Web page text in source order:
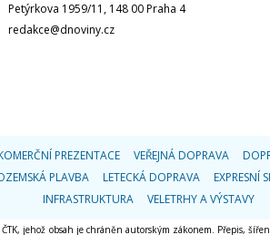
Petýrkova 1959/11, 148 00 Praha 4
redakce@dnoviny.cz
PREZENTACE VEŘEJNÁ DOPRAVA
PLAVBA LETECKÁ DOPRAVA EXPRESNÍ
INFRASTRUKTURA
VELETRHY A VÝSTAVY
jehož obsah je chráněn autorským zákonem. Přepis,